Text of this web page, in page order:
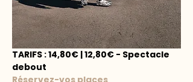
TARIFS : 14,80€ | 12,80€ - Spectacle
debout
Réservez-vos places